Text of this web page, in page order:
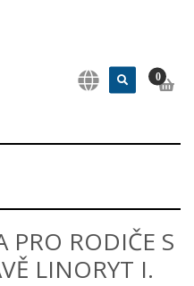
0
PRO RODIČE S
LINORYT I.